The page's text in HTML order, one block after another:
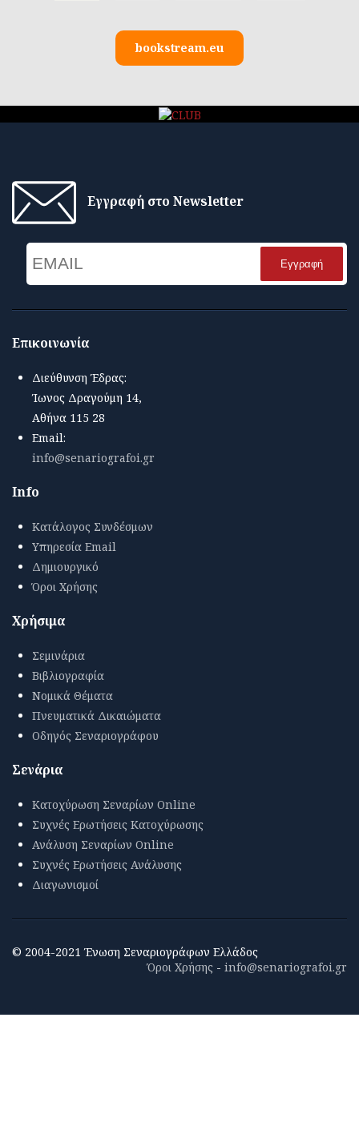
bookstream.eu
Εγγραφή στο Newsletter
Name
Επικοινωνία
Διεύθυνση Έδρας:
Ίωνος Δραγούμη 14,
Αθήνα 115 28
Email:
info@senariografoi.gr
Info
Κατάλογος Συνδέσμων
Υπηρεσία Email
Δημιουργικό
Όροι Χρήσης
Χρήσιμα
Σεμινάρια
Βιβλιογραφία
Νομικά Θέματα
Πνευματικά Δικαιώματα
Οδηγός Σεναριογράφου
Σενάρια
Κατοχύρωση Σεναρίων Online
Συχνές Ερωτήσεις Κατοχύρωσης
Ανάλυση Σεναρίων Online
Συχνές Ερωτήσεις Ανάλυσης
Διαγωνισμοί
© 2004-2021 Ένωση Σεναριογράφων Ελλάδος
Όροι Χρήσης - info@senariografoi.gr